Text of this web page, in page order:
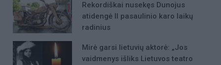
Rekordiškai nusekęs Dunojus
atidengė II pasaulinio karo laikų
radinius
Mirė garsi lietuvių aktorė: „Jos
vaidmenys išliks Lietuvos teatro